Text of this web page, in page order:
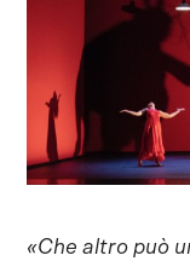
«Che altro può